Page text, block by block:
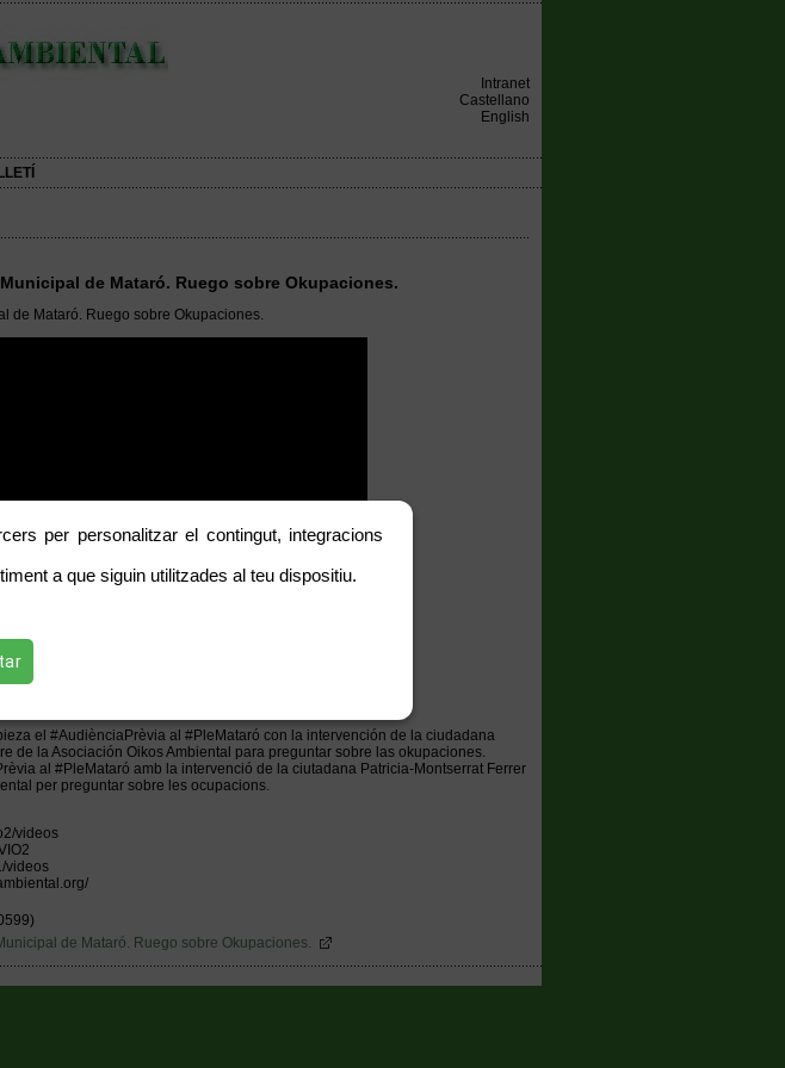
Intranet
Castellano
English
de Mataró. Ruego sobre Okupaciones.
de Mataró. Ruego sobre Okupaciones.
el #AudiènciaPrèvia al #PleMataró con la intervención de la ciudadana
de la Asociación Oikos Ambiental para preguntar sobre las okupaciones.
al #PleMataró amb la intervenció de la ciutadana Patricia-Montserrat Ferrer
per preguntar sobre les ocupacions.
videos
videos
de Mataró. Ruego sobre Okupaciones.
per personalitzar el contingut, integracions
a que siguin utilitzades al teu dispositiu.